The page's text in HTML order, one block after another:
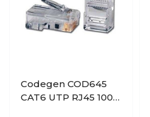
Codegen COD645
CAT6 UTP RJ45 100